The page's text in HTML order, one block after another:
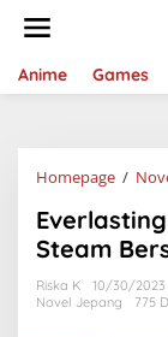
Anime Games
Homepage /
Steam
Riska K
10/30/2023
Novel Jepang
775